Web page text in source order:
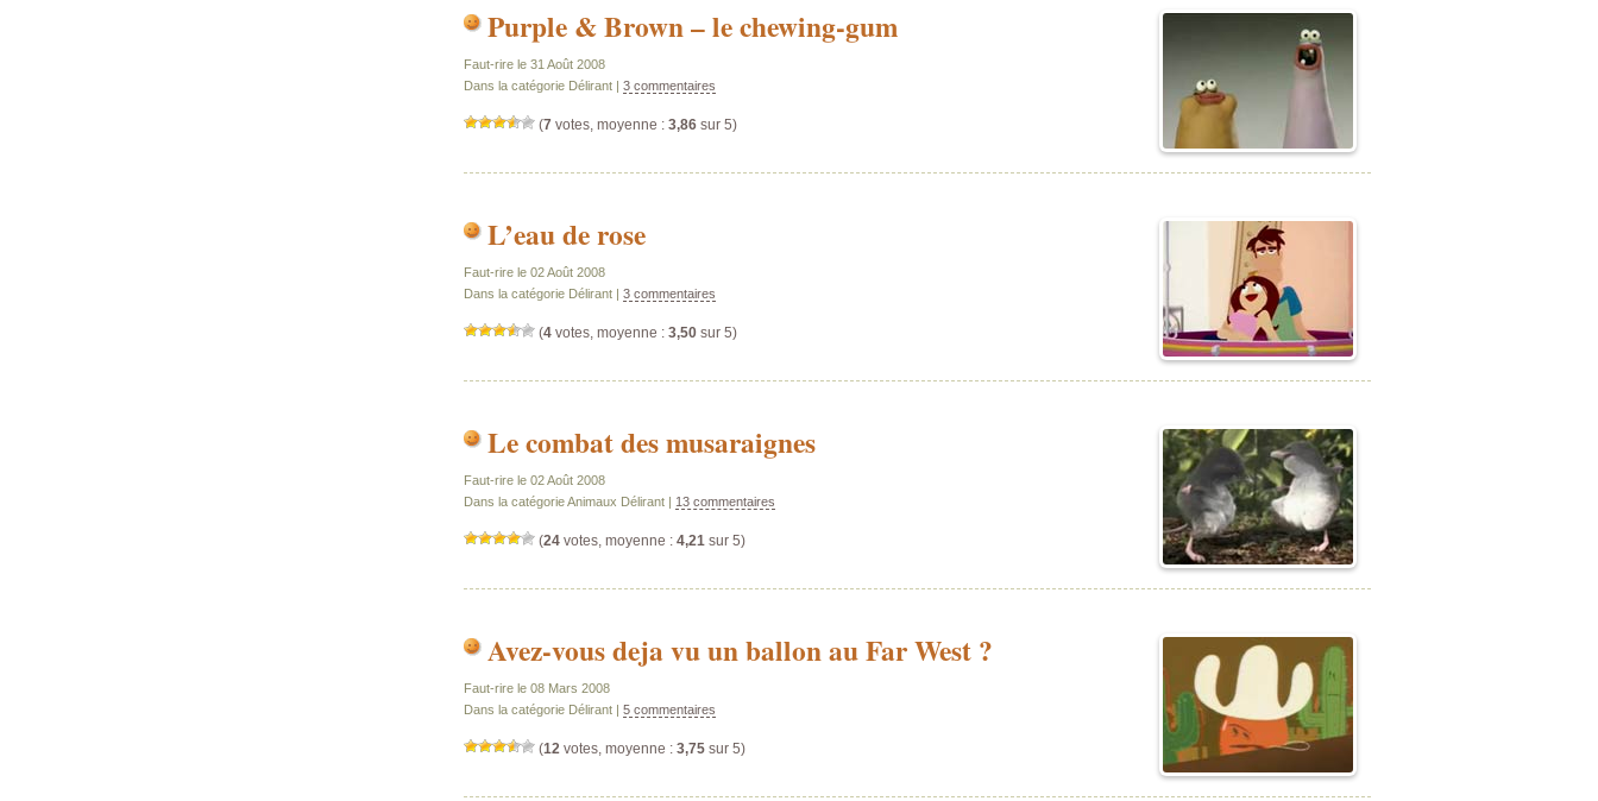
Purple & Brown – le chewing-gum
Faut-rire le 31 Août 2008
Dans la catégorie Délirant | 3 commentaires
(7 votes, moyenne : 3,86sur 5)
L’eau de rose
Faut-rire le 02 Août 2008
Dans la catégorie Délirant | 3 commentaires
(4votes, moyenne : 3,50sur 5)
Le combat des musaraignes
Faut-rire le 02 Août 2008
Dans la catégorie Animaux Délirant | 13 commentaires
(24votes, moyenne : 4,21sur 5)
Avez-vous deja vu un ballon au Far West ?
Faut-rire le 08 Mars 2008
Dans la catégorie Délirant | 5 commentaires
(12votes, moyenne : 3,75sur 5)